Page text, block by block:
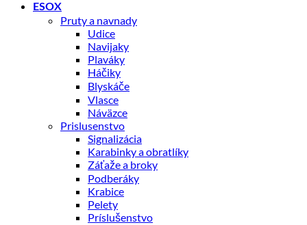
ESOX
Pruty a navnady
Udice
Navijaky
Plaváky
Háčiky
Blyskáče
Vlasce
Náväzce
Prislusenstvo
Signalizácia
Karabinky a obratlíky
Záťaže a broky
Podberáky
Krabice
Pelety
Príslušenstvo